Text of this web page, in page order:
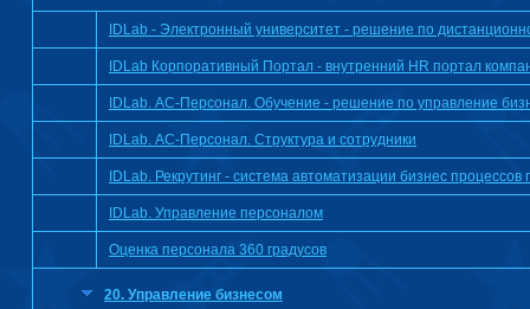
IDLab - Электронный университет - решение по
IDLab Корпоративный Портал - внутренний HR портал
IDLab. АС-Персонал. Обучение - решение по управление
IDLab. АС-Персонал. Структура и сотрудники
IDLab. Рекрутинг - система автоматизации бизнес
IDLab. Управление персоналом
Оценка персонала 360 градусов
20. Управление бизнесом